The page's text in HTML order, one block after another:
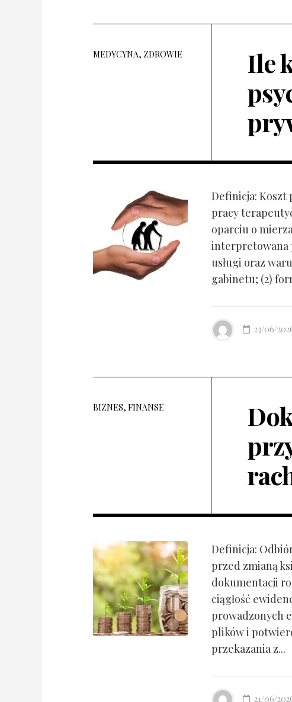
MEDYCYNA, ZDROWIE
Ile
Definicja: Koszt
pracy
oparciu o
interpretowana
usługi oraz
gabinetu; (2)
23/06/
BIZNES, FINANSE
Definicja:
przed zmianą
dokumentacji
ciągłość
prowadzonych
plików i
przekazania z...
21/06/